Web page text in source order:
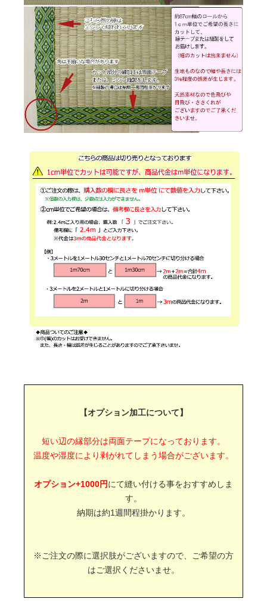
【オプション加工について】
短い辺の縁部分は両面テープになっております。
温度や湿度により剥がれてしまう場合がございます。
オプション+1000円にて縫い付ける事をおすすめしま
す。
納期は約1週間程掛かります。
※ご注文の際に選択肢がございますので、ご希望の方
はご選択くださいませ。